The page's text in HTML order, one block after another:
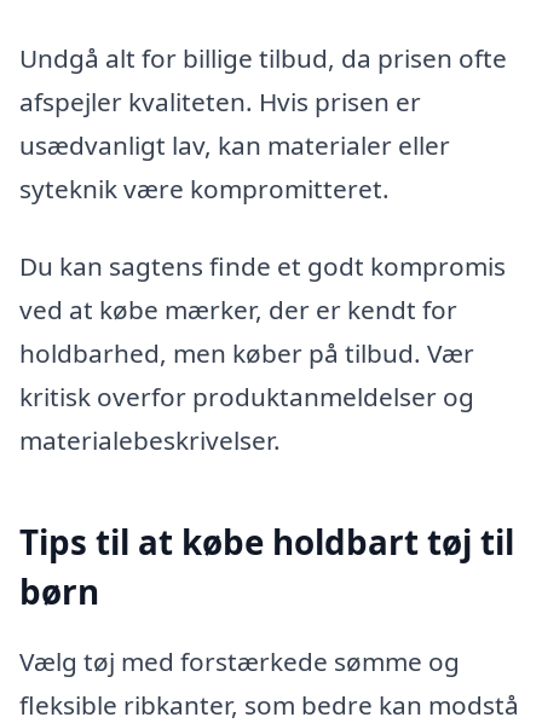
Undgå alt for billige tilbud, da prisen ofte
afspejler kvaliteten. Hvis prisen er
usædvanligt lav, kan materialer eller
syteknik være kompromitteret.
Du kan sagtens finde et godt kompromis
ved at købe mærker, der er kendt for
holdbarhed, men køber på tilbud. Vær
kritisk overfor produktanmeldelser og
materialebeskrivelser.
Tips til at købe holdbart tøj til
børn
Vælg tøj med forstærkede sømme og
fleksible ribkanter, som bedre kan modstå